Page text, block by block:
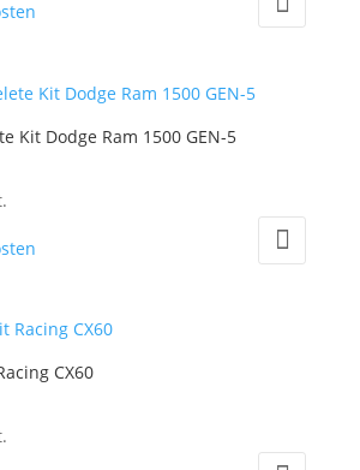
Kit Dodge Ram 1500 GEN-5
CX60